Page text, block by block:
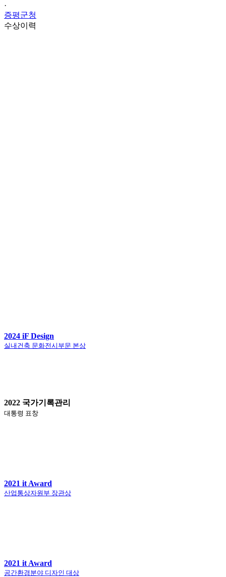
·
증평군청
수상이력
2024 iF Design
실내건축 문화전시부문 본상
2022 국가기록관리
대통령 표창
2021 it Award
산업통상자원부 장관상
2021 it Award
공간환경분야 디자인 대상